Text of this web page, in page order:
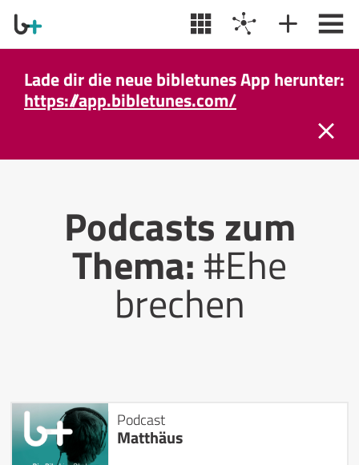
Lade dir die neue bibletunes App herunter:
https://app.bibletunes.com/
Podcasts zum
Thema:#Ehe
brechen
Podcast
Matthäus